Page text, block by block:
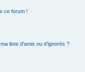
ce forum !
liste d’amis ou d’ignorés ?